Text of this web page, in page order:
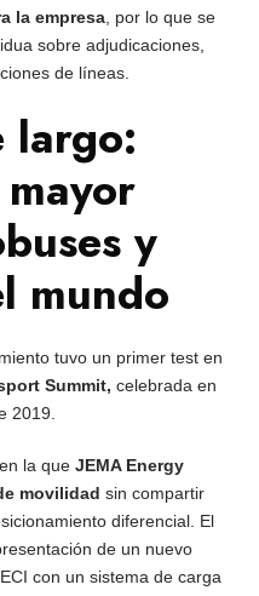
la empresa , por lo que se
sobre adjudicaciones,
de líneas.
largo:
y
mundo
tuvo un primer test en
Summit,celebrada en
2019.
la queJEMA Energy
movilidad sin compartir
diferencial. El
de un nuevo
con un sistema de carga